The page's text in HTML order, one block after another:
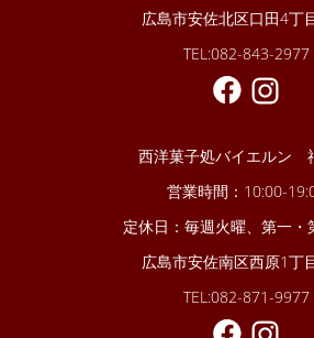
広島市安佐北区口田4丁
TEL:082-843-2977
西洋菓子処バイエルン
営業時間：10:00-
定休日：毎週火曜、第一・
広島市安佐南区西原1丁
TEL:082-871-9977